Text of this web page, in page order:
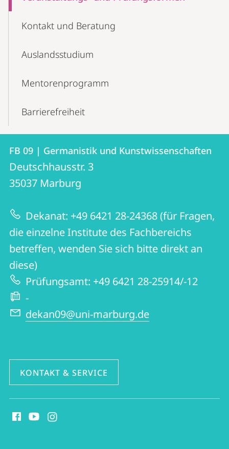
Kontakt und Beratung
Auslandsstudium
Mentorenprogramm
Barrierefreiheit
Kontakt
und
Informationen
zur
Website
Kontaktinformationen
FB
09
|
Germanistik
und
Kunstwissenschaften
FB 09 | Germanistik und Kunstwissenschaften
Deutschhausstr. 3
35037 Marburg
Dekanat: +49 6421 28-24368 (für Fragen,
die einzelne Institute des Fachbereichs
betreffen, wenden Sie sich bitte direkt an
diese)
Prüfungsamt: +49 6421 28-25914/-12
-
dekan09@uni-marburg.de
KONTAKT & SERVICE
Media